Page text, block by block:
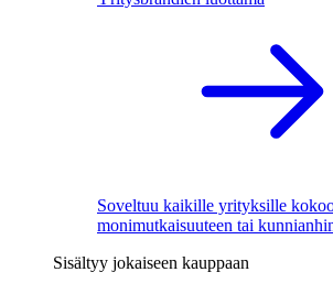
Soveltuu kaikille yrityksille
monimutkaisuuteen tai
Sisältyy jokaiseen kauppaan